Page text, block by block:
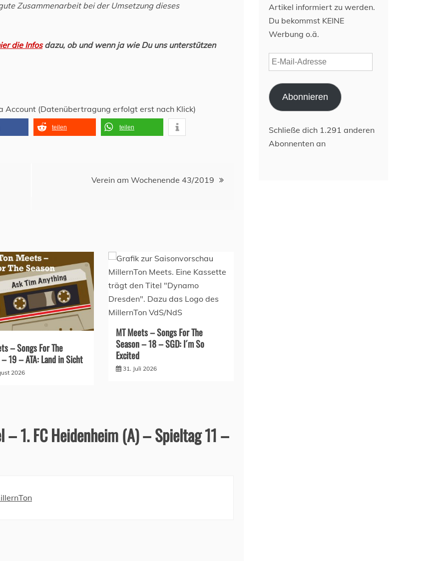
Zusammenarbeit bei der Umsetzung dieses
die Infosdazu, ob und wenn ja wie Du uns unterstützen
Account (Datenübertragung erfolgt erst nach Klick)
teilen teilen
Verein am Wochenende 43/2019
– Songs For The
19 – ATA: Land in Sicht
2026
MT Meets – Songs For The
Season – 18 – SGD: I´m So
Excited
31. Juli 2026
– 1. FC Heidenheim (A) – Spieltag 11 –
Artikel informiert zu werden.
Du bekommst KEINE
Werbung o.ä.
E-
Mail-
Adresse
Abonnieren
Schließe dich 1.291 anderen
Abonnenten an